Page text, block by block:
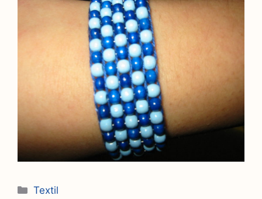
Kategorien
Textil